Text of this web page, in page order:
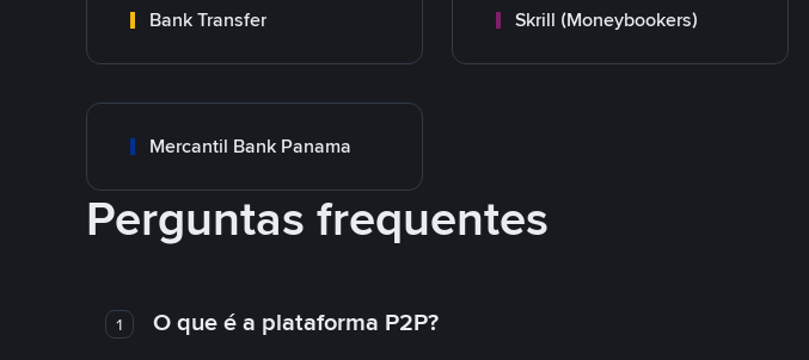
Bank Transfer Skrill (Moneybookers)
Mercantil Bank Panama
Perguntas frequentes
1 O que é a plataforma P2P?